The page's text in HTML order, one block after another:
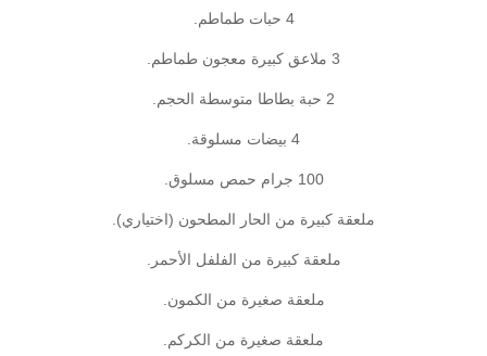
4 حبات طماطم.
3 ملاعق كبيرة معجون طماطم.
2 حبة بطاطا متوسطة الحجم.
4 بيضات مسلوقة.
100 جرام حمص مسلوق.
ملعقة كبيرة من الحار المطحون (اختياري).
ملعقة كبيرة من الفلفل الأحمر.
ملعقة صغيرة من الكمون.
ملعقة صغيرة من الكركم.